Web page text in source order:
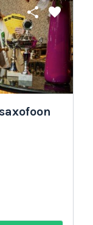
share favorite